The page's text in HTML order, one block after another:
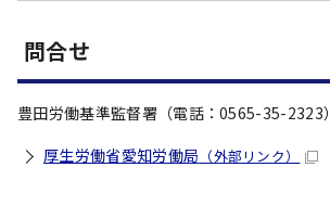
問合せ
豊田労働基準監督署（電話：0565-35-2323）
厚生労働省愛知労働局 （外部リンク）